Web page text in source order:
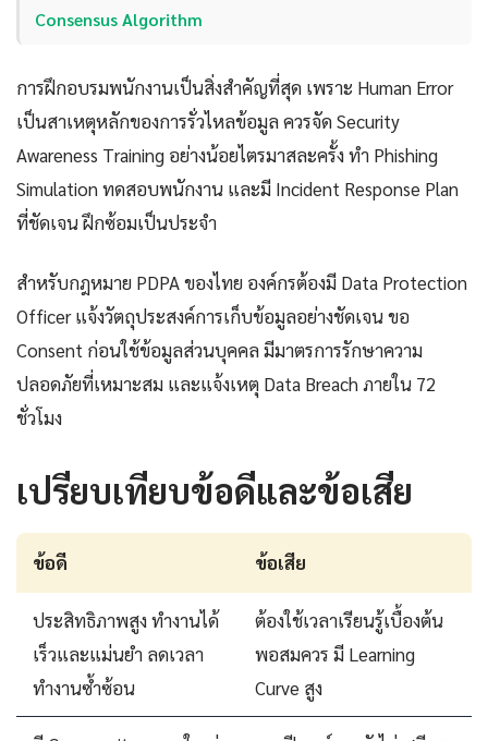
Consensus Algorithm
การฝึกอบรมพนักงานเป็นสิ่งสำคัญที่สุด เพราะ Human Error
เป็นสาเหตุหลักของการรั่วไหลข้อมูล ควรจัด Security
Awareness Training อย่างน้อยไตรมาสละครั้ง ทำ Phishing
Simulation ทดสอบพนักงาน และมี Incident Response Plan
ที่ชัดเจน ฝึกซ้อมเป็นประจำ
สำหรับกฎหมาย PDPA ของไทย องค์กรต้องมี Data Protection
Officer แจ้งวัตถุประสงค์การเก็บข้อมูลอย่างชัดเจน ขอ
Consent ก่อนใช้ข้อมูลส่วนบุคคล มีมาตรการรักษาความ
ปลอดภัยที่เหมาะสม และแจ้งเหตุ Data Breach ภายใน 72
ชั่วโมง
เปรียบเทียบข้อดีและข้อเสีย
ข้อดี ข้อเสีย
ประสิทธิภาพสูง ทำงานได้
เร็วและแม่นยำ ลดเวลา
ทำงานซ้ำซ้อน
ต้องใช้เวลาเรียนรู้เบื้องต้น
พอสมควร มี Learning
Curve สูง